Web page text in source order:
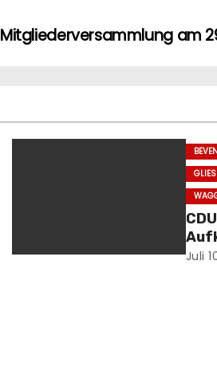
Mitgliederversammlung am
Juli